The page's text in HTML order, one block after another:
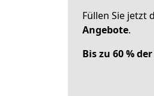
Füllen Sie jetzt
Angebote.
Bis zu 60 %